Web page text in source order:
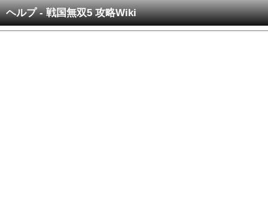
ヘルプ - 戦国無双5 攻略Wiki